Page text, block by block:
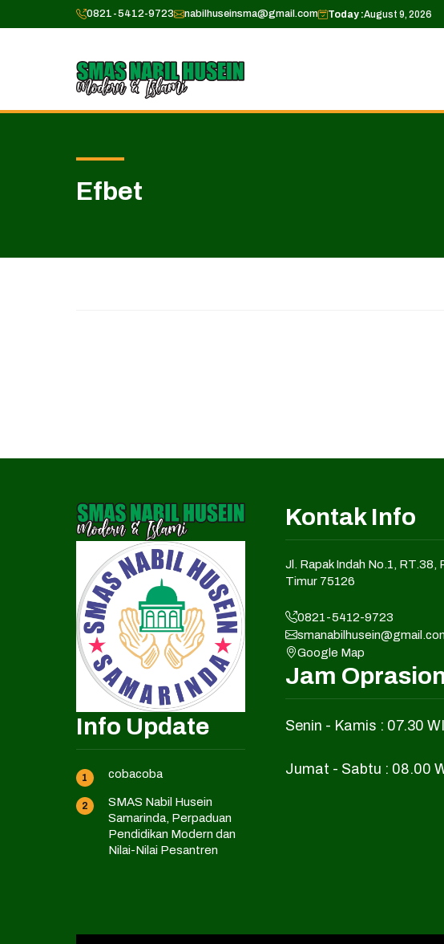
to
0821-5412-9723 nabilhuseinsma@gmail.com Today :August 9, 2026
Efbet
Info Update
cobacoba
SMAS Nabil Husein
Samarinda, Perpaduan
Pendidikan Modern dan
Nilai-Nilai Pesantren
Kontak Info
Jl. Rapak Indah No.1, RT.38,
Timur 75126
0821-5412-9723
Google Map
Jam
Senin - Kamis : 07.30
Jumat - Sabtu : 08.00